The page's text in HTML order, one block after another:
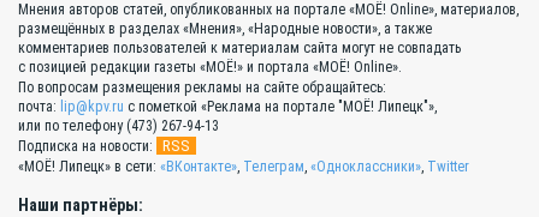
Мнения авторов статей, опубликованных на портале «МОЁ! Online», материалов,
размещённых в разделах «Мнения», «Народные новости», а также
комментариев пользователей к материалам сайта могут не совпадать
с позицией редакции газеты «МОЁ!» и портала «МОЁ! Online».
По вопросам размещения рекламы на сайте обращайтесь:
почта: lip@kpv.ru с пометкой «Реклама на портале "МОЁ! Липецк"»,
или по телефону (473) 267-94-13
Подписка на новости:
RSS
«МОЁ! Липецк» в сети: «ВКонтакте», Телеграм, «Одноклассники», Twitter
Наши партнёры: